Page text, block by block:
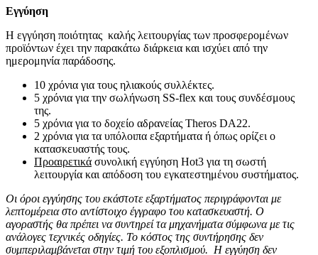
Εγγύηση
Η εγγύηση ποιότητας καλής λειτουργίας των προσφερομένων
προϊόντων έχει την παρακάτω διάρκεια και ισχύει από την
ημερομηνία παράδοσης.
10 χρόνια για τους ηλιακούς συλλέκτες.
5 χρόνια για την σωλήνωση SS-flex και τους συνδέσμους
της.
5 χρόνια για το δοχείο αδρανείας Theros DA22.
2 χρόνια για τα υπόλοιπα εξαρτήματα ή όπως ορίζει ο
κατασκευαστής τους.
Προαιρετικά συνολική εγγύηση Hot3 για τη σωστή
λειτουργία και απόδοση του εγκατεστημένου συστήματος.
Οι όροι εγγύησης του εκάστοτε εξαρτήματος περιγράφονται με
λεπτομέρεια στο αντίστοιχο έγγραφο του κατασκευαστή. Ο
αγοραστής θα πρέπει να συντηρεί τα μηχανήματα σύμφωνα με τις
ανάλογες τεχνικές οδηγίες. Το κόστος της συντήρησης δεν
συμπεριλαμβάνεται στην τιμή του εξοπλισμού. Η εγγύηση δεν